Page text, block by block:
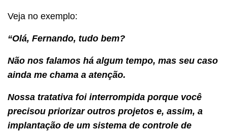
Veja no exemplo:
“Olá, Fernando, tudo bem?
Não nos falamos há algum tempo, mas seu caso
ainda me chama a atenção.
Nossa tratativa foi interrompida porque você
precisou priorizar outros projetos e, assim, a
implantação de um sistema de controle de